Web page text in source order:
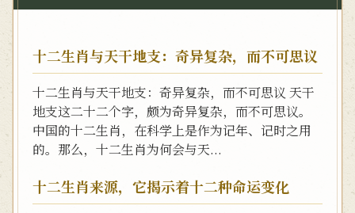
十二生肖与天干地支：奇异复杂，而不可思议
十二生肖与天干地支：奇异复杂，而不可思议 天干
地支这二十二个字，颇为奇异复杂，而不可思议。
中国的十二生肖，在科学上是作为记年、记时之用
的。那么，十二生肖为何会与天...
十二生肖来源，它揭示着十二种命运变化